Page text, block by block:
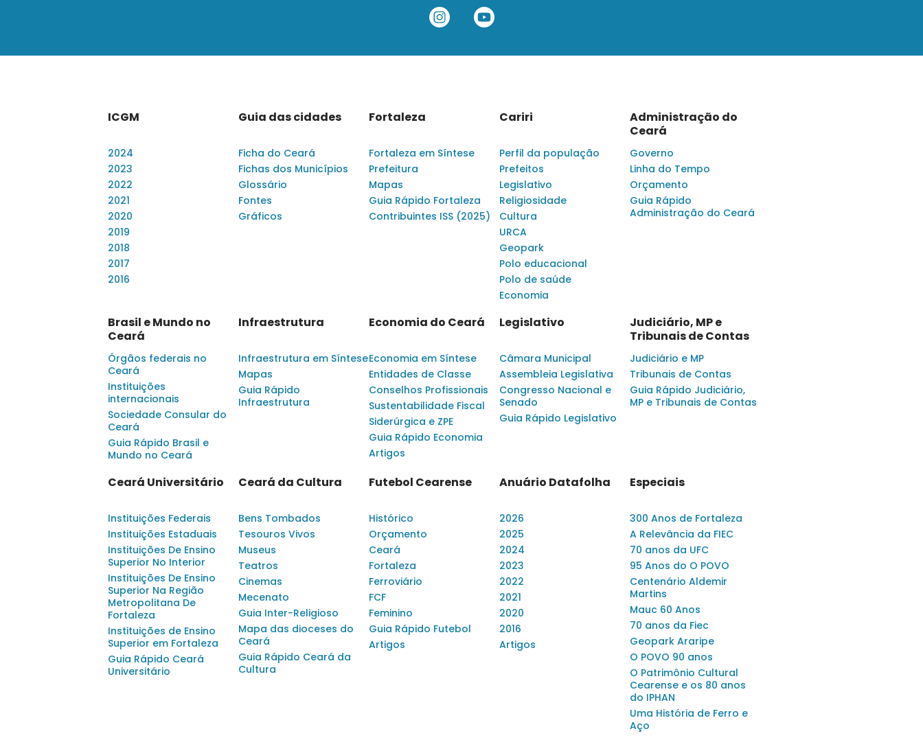
ICGM
2024
2023
2022
2021
2020
2019
2018
2017
2016
Guia das cidades
Ficha do Ceará
Fichas dos Municípios
Glossário
Fontes
Gráficos
Fortaleza
Fortaleza em Síntese
Prefeitura
Mapas
Guia Rápido Fortaleza
Contribuintes ISS (2025)
Cariri
Perfil da população
Prefeitos
Legislativo
Religiosidade
Cultura
URCA
Geopark
Polo educacional
Polo de saúde
Economia
Administração do
Ceará
Governo
Linha do Tempo
Orçamento
Guia Rápido
Administração do Ceará
Brasil e Mundo no
Ceará
Órgãos federais no
Ceará
Instituições
internacionais
Sociedade Consular do
Ceará
Guia Rápido Brasil e
Mundo no Ceará
Infraestrutura
Infraestrutura em Síntese
Mapas
Guia Rápido
Infraestrutura
Economia do Ceará
Economia em Síntese
Entidades de Classe
Conselhos Profissionais
Sustentabilidade Fiscal
Siderúrgica e ZPE
Guia Rápido Economia
Artigos
Legislativo
Câmara Municipal
Assembleia Legislativa
Congresso Nacional e
Senado
Guia Rápido Legislativo
Judiciário, MP e
Tribunais de Contas
Judiciário e MP
Tribunais de Contas
Guia Rápido Judiciário,
MP e Tribunais de Contas
Ceará Universitário
Instituições Federais
Instituições Estaduais
Instituições De Ensino
Superior No Interior
Instituições De Ensino
Superior Na Região
Metropolitana De
Fortaleza
Instituições de Ensino
Superior em Fortaleza
Guia Rápido Ceará
Universitário
Ceará da Cultura
Bens Tombados
Tesouros Vivos
Museus
Teatros
Cinemas
Mecenato
Guia Inter-Religioso
Mapa das dioceses do
Ceará
Guia Rápido Ceará da
Cultura
Futebol Cearense
Histórico
Orçamento
Ceará
Fortaleza
Ferroviário
FCF
Feminino
Guia Rápido Futebol
Artigos
Anuário Datafolha
2026
2025
2024
2023
2022
2021
2020
2016
Artigos
Especiais
300 Anos de Fortaleza
A Relevância da FIEC
70 anos da UFC
95 Anos do O POVO
Centenário Aldemir
Martins
Mauc 60 Anos
70 anos da Fiec
Geopark Araripe
O POVO 90 anos
O Patrimônio Cultural
Cearense e os 80 anos
do IPHAN
Uma História de Ferro e
Aço